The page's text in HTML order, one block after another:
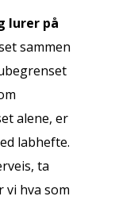
lurer på
sammen
alene, er
labhefte.
ta
hva som